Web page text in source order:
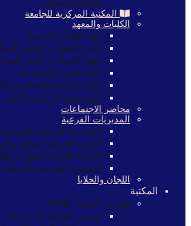
المكتبة المركزية للجامعة
الكليات والمعهد
كلية اللغات الأجنبية
كلية الحقوق و العلوم
معهد الصيانة و الأمن
كلية العلوم الإجتماعية
كلية العلوم الإقتصادية و
كلية علوم الأرض و الكون
محاضر الاجتماعات
المديريات الفرعية
المديرية الفرعية
الإدارة الفرعية للمالية
الإدارة الفرعية للموارد
المديرية الفرعية للأنشطة
اللجان والخلايا
المكتبة
فهرس المكتبة (PMB)
فهرس المكتبة المركزية